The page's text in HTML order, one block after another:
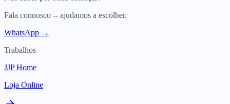
Fala connosco -- ajudamos a escolher.
WhatsApp →
Trabalhos
JJP Home
Loja Online